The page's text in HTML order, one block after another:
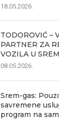
18.05.2026.
TODOROVIĆ –
PARTNER ZA
VOZILA U
08.05.2026.
Srem-gas:
savremene
program na